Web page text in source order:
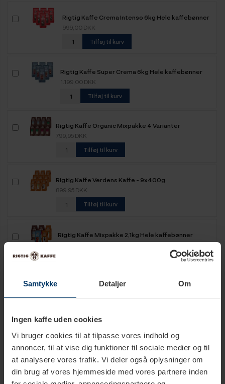
Samtykke Detaljer Om
Ingen kaffe uden cookies
Vi bruger cookies til at tilpasse vores indhold og
annoncer, til at vise dig funktioner til sociale medier og til
at analysere vores trafik. Vi deler også oplysninger om
din brug af vores hjemmeside med vores partnere inden
Rigtig Kaffe Crema Intenso 6kg Hele kaffebønner
999,00 DKK
Tilføj til kurv
Rigtig Kaffe Super Crema 6kg Hele kaffebønner
1.199,00 DKK
Tilføj til kurv
Rigtig Kaffe Organic Mixpakke 4 Varianter
799,95 DKK
Tilføj til kurv
Rigtig Kaffe Verdens Kaffe - 9x400g
899,95 DKK
Tilføj til kurv
Rigtig Kaffe Mixpakke 2,1kg Hele kaffebønner
599,95 DKK
Rigtig Kaffe Mixpakke 2,2kg Hele kaffebønner
499,95 DKK
Rigtig Kaffe Mixpakke 2,5kg Hele kaffebønner
649,95 DKK
Tilføj til kurv